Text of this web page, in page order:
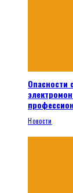
Опасности
Новости